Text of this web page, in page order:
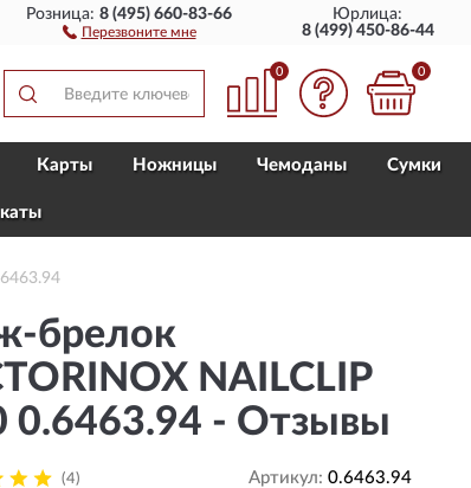
ДОСТАВИМПО ВСЕЙ РОССИИ
Розница:8 (495) 660-83-66
Перезвоните мне
Юрлица:
8 (499) 450-86-44
0 0
Карты Ножницы Чемоданы Сумки
брелок
NAILCLIP
0.6463.94 - Отзывы
(4) Артикул: 0.6463.94